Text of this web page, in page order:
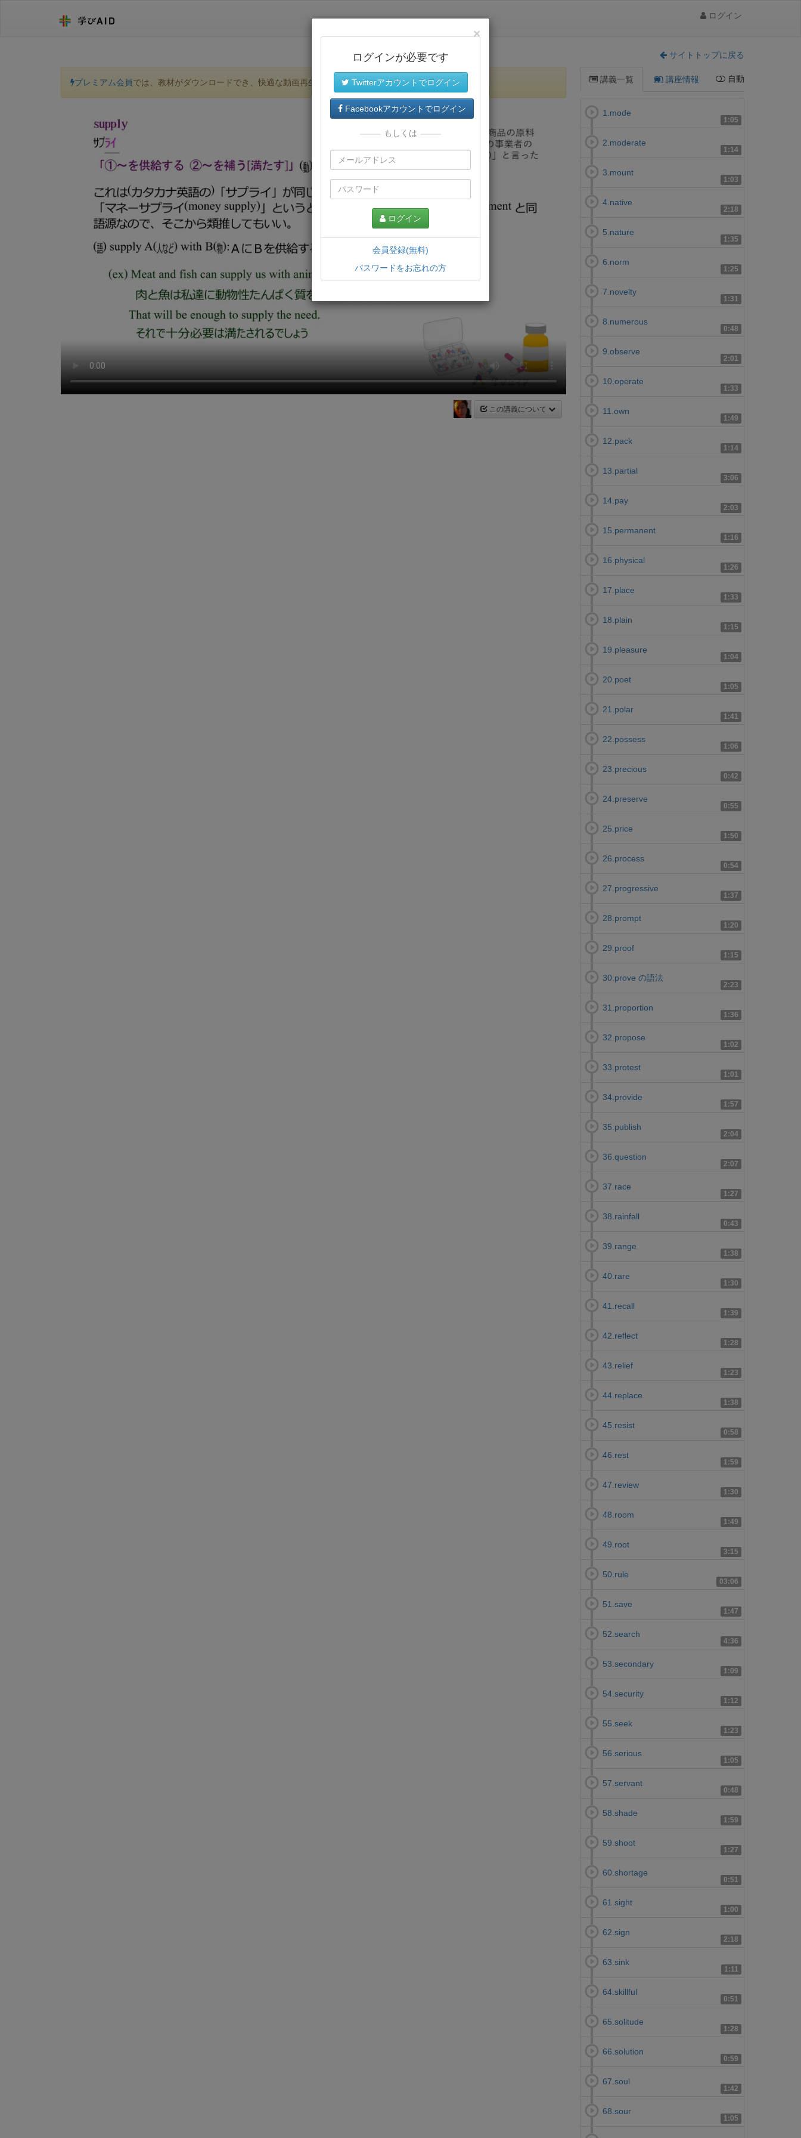
ログイン
サイトトップに戻る
プレミアム会員では、教材がダウンロードでき、快適な動画再生環境が提供されます。
この講義について
講義一覧 講座情報 自動
1:05
1.mode
1:14
2.moderate
1:03
3.mount
2:18
4.native
1:35
5.nature
1:25
6.norm
1:31
7.novelty
0:48
8.numerous
2:01
9.observe
1:33
10.operate
1:49
11.own
1:14
12.pack
3:06
13.partial
2:03
14.pay
1:16
15.permanent
1:26
16.physical
1:33
17.place
1:15
18.plain
1:04
19.pleasure
1:05
20.poet
1:41
21.polar
1:06
22.possess
0:42
23.precious
0:55
24.preserve
1:50
25.price
0:54
26.process
1:37
27.progressive
1:20
28.prompt
1:15
29.proof
2:23
30.prove の語法
1:36
31.proportion
1:02
32.propose
1:01
33.protest
1:57
34.provide
2:04
35.publish
2:07
36.question
1:27
37.race
0:43
38.rainfall
1:38
39.range
1:30
40.rare
1:39
41.recall
1:28
42.reflect
1:23
43.relief
1:38
44.replace
0:58
45.resist
1:59
46.rest
1:30
47.review
1:49
48.room
3:15
49.root
03:06
50.rule
1:47
51.save
4:36
52.search
1:09
53.secondary
1:12
54.security
1:23
55.seek
1:05
56.serious
0:48
57.servant
1:59
58.shade
1:27
59.shoot
0:51
60.shortage
1:00
61.sight
2:18
62.sign
1:11
63.sink
0:51
64.skillful
1:28
65.solitude
0:59
66.solution
1:42
67.soul
1:05
68.sour
×
ログインが必要です
Twitterアカウントでログイン
Facebookアカウントでログイン
もしくは
ログイン
会員登録(無料)
パスワードをお忘れの方